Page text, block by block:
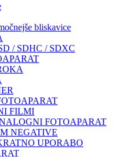
bliskavice
/ SDHC / SDXC
FILMI
FOTOAPARAT
NEGATIVE
UPORABO